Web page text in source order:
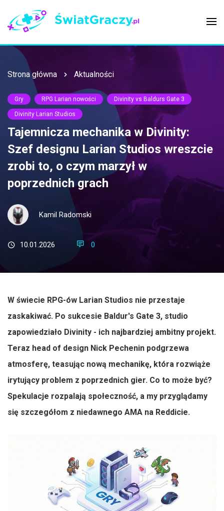
Strona główna Aktualności
Gry RPG Larian nowości Divinity vs Baldurs Gate 3
Divinity Larian Studios
Tajemnicza mechanika w Divinity:
Szef designu Larian Studios wreszcie
zrobi to, o czym marzył w
poprzednich grach
Kamil Radomski
10.01.2026 0
W świecie RPG-ów Larian Studios nie przestaje
zaskakiwać. Po sukcesie Baldur's Gate 3, studio
zapowiedziało Divinity - ich najbardziej ambitny projekt.
Teraz head of design Nick Pechenin podgrzewa
atmosferę, teasując nową mechanikę, która rozwiąże
irytujący problem z poprzednich gier. Co to może być?
Spekulacje rozpalają społeczność, a my przyglądamy
się szczegółom z niedawnego AMA na Reddicie.